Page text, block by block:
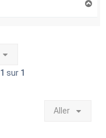
1 sur 1
Aller